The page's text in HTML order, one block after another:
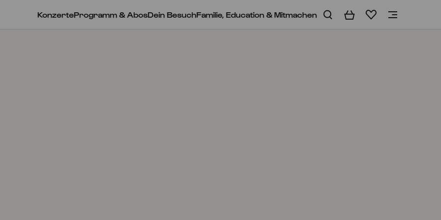
KonzerteProgramm & AbosDein BesuchFamilie, Education & Mitmachen WarenkorbMerkliste